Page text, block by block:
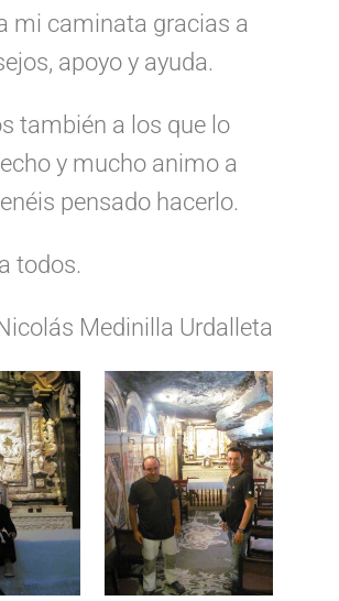
mi caminata gracias a
apoyo y ayuda.
también a los que lo
y mucho animo a
pensado hacerlo.
todos.
Medinilla Urdalleta